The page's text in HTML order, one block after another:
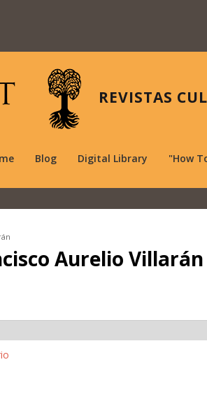
REVISTAS
Blog Digital Library "How
Aurelio Villarán